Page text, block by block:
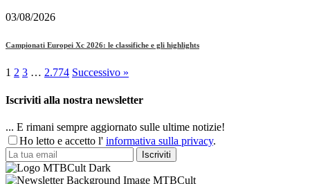
03/08/2026
Campionati Europei Xc 2026: le classifiche e gli highlights
1 2 3 … 2.774 Successivo »
Iscriviti alla nostra newsletter
... E rimani sempre aggiornato sulle ultime notizie!
Ho letto e accetto l' informativa sulla privacy.